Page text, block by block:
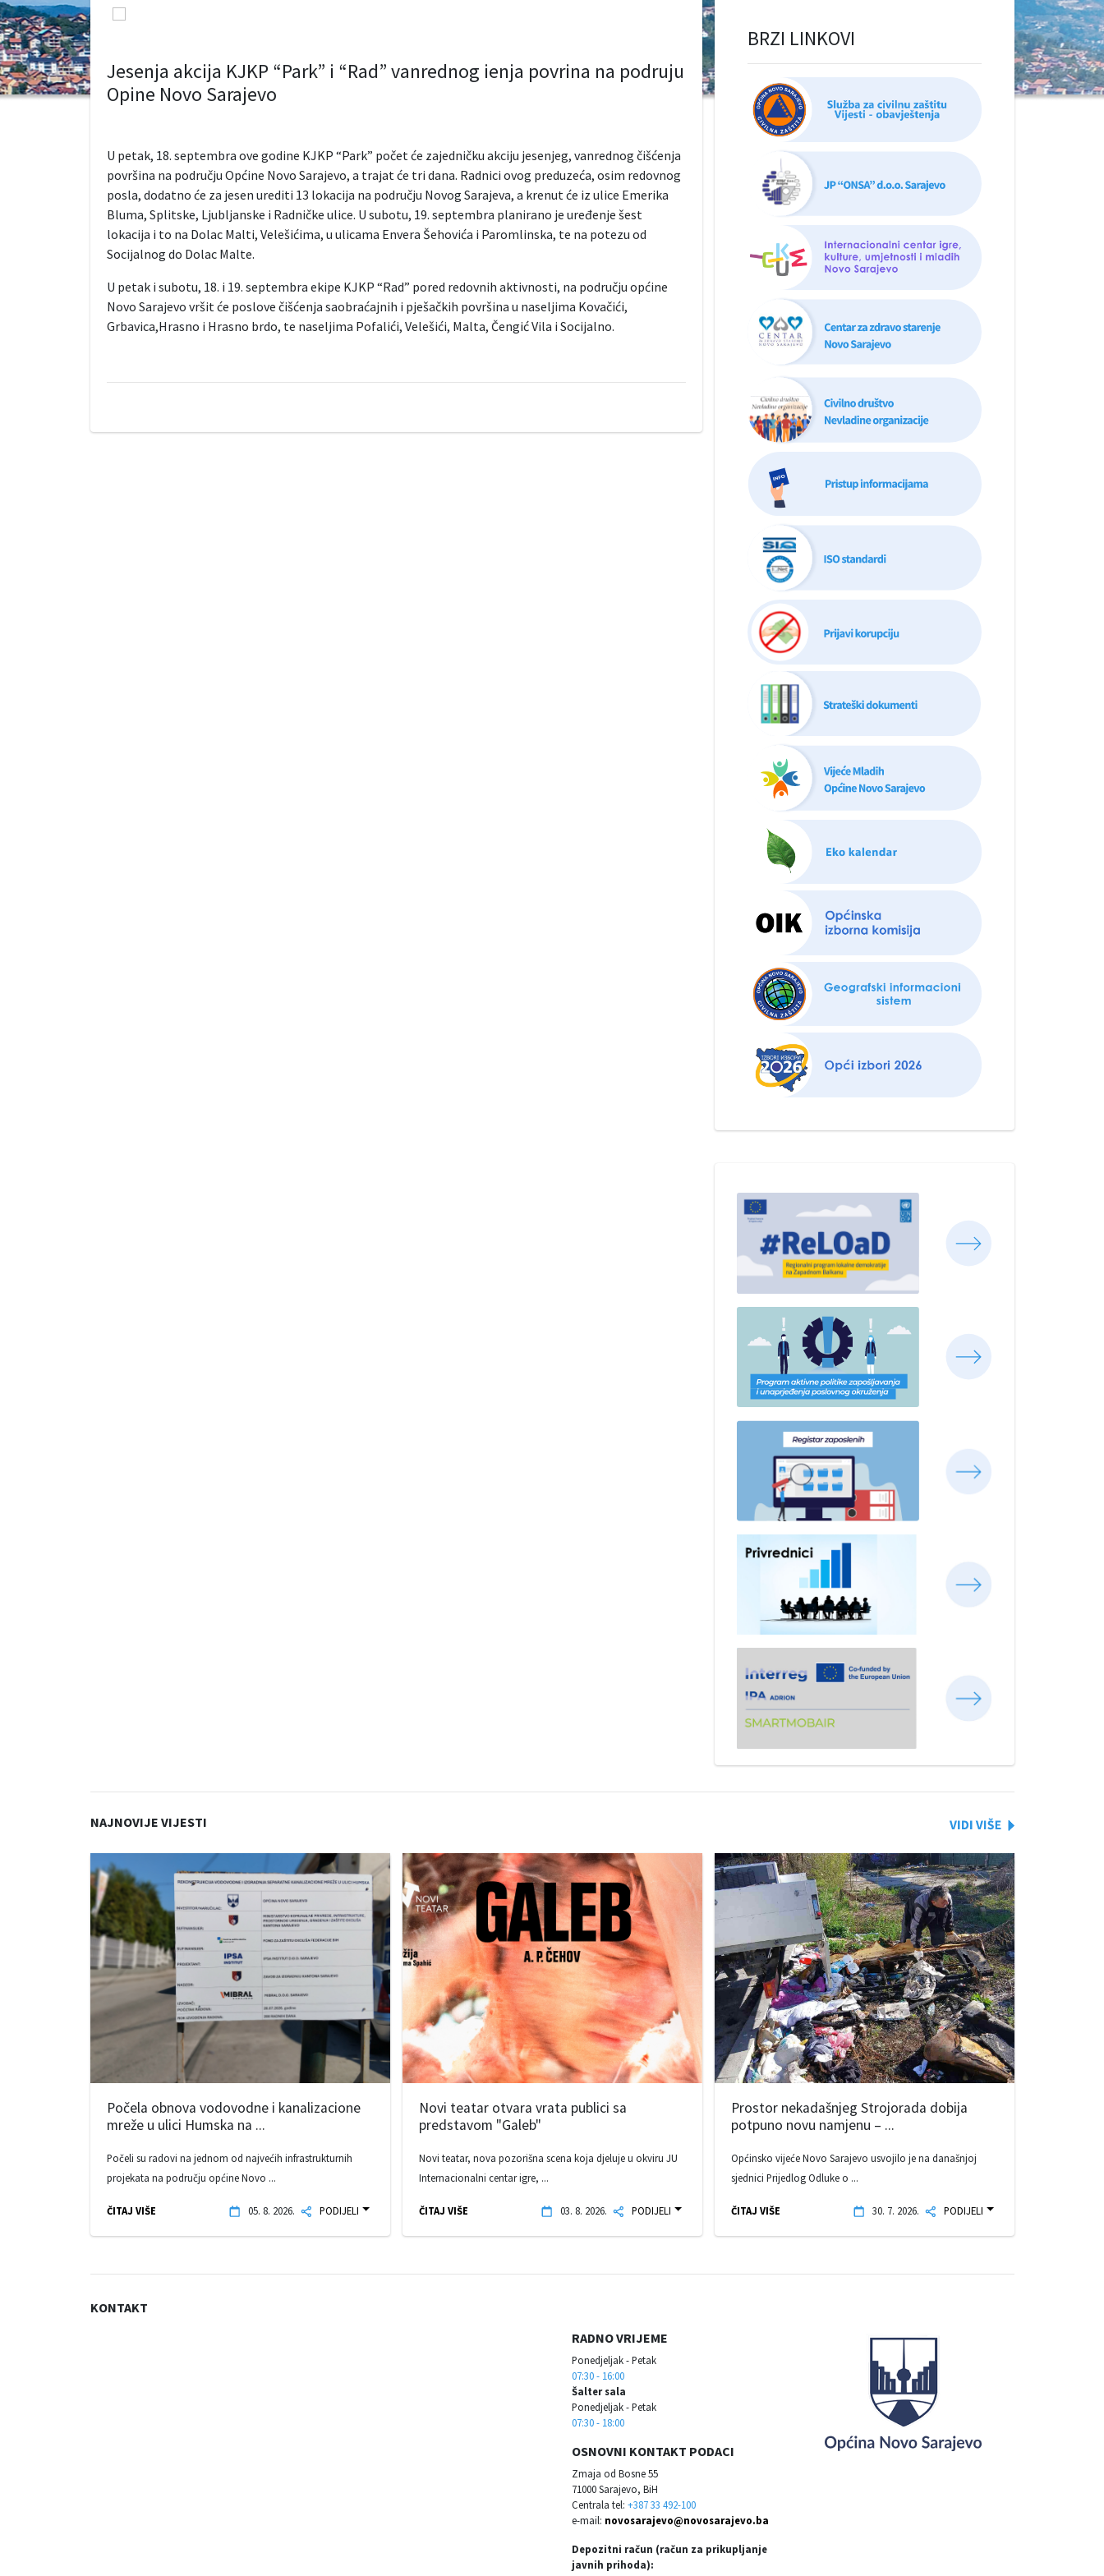
Jesenja akcija KJKP “Park” i “Rad” vanrednog ienja povrina na podruju
Opine Novo Sarajevo
U petak, 18. septembra ove godine KJKP “Park” počet će zajedničku akciju jesenjeg, vanrednog čišćenja
površina na području Općine Novo Sarajevo, a trajat će tri dana. Radnici ovog preduzeća, osim redovnog
posla, dodatno će za jesen urediti 13 lokacija na području Novog Sarajeva, a krenut će iz ulice Emerika
Bluma, Splitske, Ljubljanske i Radničke ulice. U subotu, 19. septembra planirano je uređenje šest
lokacija i to na Dolac Malti, Velešićima, u ulicama Envera Šehovića i Paromlinska, te na potezu od
Socijalnog do Dolac Malte.
U petak i subotu, 18. i 19. septembra ekipe KJKP “Rad” pored redovnih aktivnosti, na području općine
Novo Sarajevo vršit će poslove čišćenja saobraćajnih i pješačkih površina u naseljima Kovačići,
Grbavica,Hrasno i Hrasno brdo, te naseljima Pofalići, Velešići, Malta, Čengić Vila i Socijalno.
BRZI LINKOVI
NAJNOVIJE VIJESTI
Počela obnova vodovodne i kanalizacione
mreže u ulici Humska na ...
Počeli su radovi na jednom od najvećih infrastrukturnih
projekata na području općine Novo ...
ČITAJ VIŠE 05. 8. 2026. PODIJELI
Novi teatar otvara vrata publici sa
predstavom "Galeb"
Novi teatar, nova pozorišna scena koja djeluje u okviru JU
Internacionalni centar igre, ...
ČITAJ VIŠE 03. 8. 2026. PODIJELI
Prostor nekadašnjeg Strojorada dobija
potpuno novu namjenu – ...
Općinsko vijeće Novo Sarajevo usvojilo je na današnjoj
sjednici Prijedlog Odluke o ...
ČITAJ VIŠE 30. 7. 2026. PODIJELI
KONTAKT
RADNO VRIJEME
Ponedjeljak - Petak
07:30 - 16:00
Šalter sala
Ponedjeljak - Petak
07:30 - 18:00
OSNOVNI KONTAKT PODACI
Zmaja od Bosne 55
71000 Sarajevo, BiH
Centrala tel: +387 33 492-100
e-mail: novosarajevo@novosarajevo.ba
Depozitni račun (račun za prikupljanje
javnih prihoda):